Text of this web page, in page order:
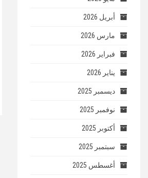
أبريل 2026
مارس 2026
فبراير 2026
يناير 2026
ديسمبر 2025
نوفمبر 2025
أكتوبر 2025
سبتمبر 2025
أغسطس 2025